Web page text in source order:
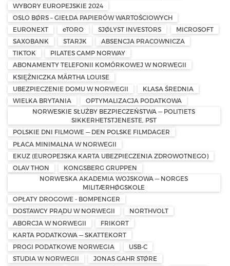
WYBORY EUROPEJSKIE 2024
OSLO BØRS – GIEŁDA PAPIERÓW WARTOŚCIOWYCH
EURONEXT
eTORO SJØLYST INVESTORS
MICROSOFT
SAXOBANK
STARJK
ABSENCJA PRACOWNICZA
TIKTOK
PILATES CAMP NORWAY
ABONAMENTY TELEFONII KOMÓRKOWEJ W NORWEGII
KSIĘŻNICZKA MÄRTHA LOUISE
UBEZPIECZENIE DOMU W NORWEGII
KLASA ŚREDNIA
WIELKA BRYTANIA
OPTYMALIZACJA PODATKOWA
NORWESKIE SŁUŻBY BEZPIECZEŃSTWA — POLITIETS
SIKKERHETSTJENESTE, PST
POLSKIE DNI FILMOWE — DEN POLSKE FILMDAGER
PŁACA MINIMALNA W NORWEGII
EKUZ (EUROPEJSKA KARTA UBEZPIECZENIA ZDROWOTNEGO)
OLAV THON
KONGSBERG GRUPPEN
NORWESKA AKADEMIA WOJSKOWA — NORGES
MILITÆRHØGSKOLE
OPŁATY DROGOWE - BOMPENGER
DOSTAWCY PRĄDU W NORWEGII
NORTHVOLT
ABORCJA W NORWEGII
FRIKORT
KARTA PODATKOWA — SKATTEKORT
PROGI PODATKOWE NORWEGIA
USB-C
STUDIA W NORWEGII
JONAS GAHR STØRE